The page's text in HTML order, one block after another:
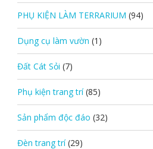
PHỤ KIỆN LÀM TERRARIUM (94)
Dụng cụ làm vườn (1)
Đất Cát Sỏi (7)
Phụ kiện trang trí (85)
Sản phẩm độc đáo (32)
Đèn trang trí (29)